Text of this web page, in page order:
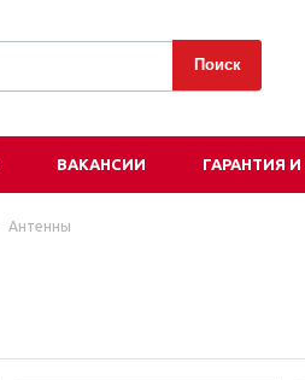
ВАКАНСИИ ГАРАНТИЯ И
Антенны